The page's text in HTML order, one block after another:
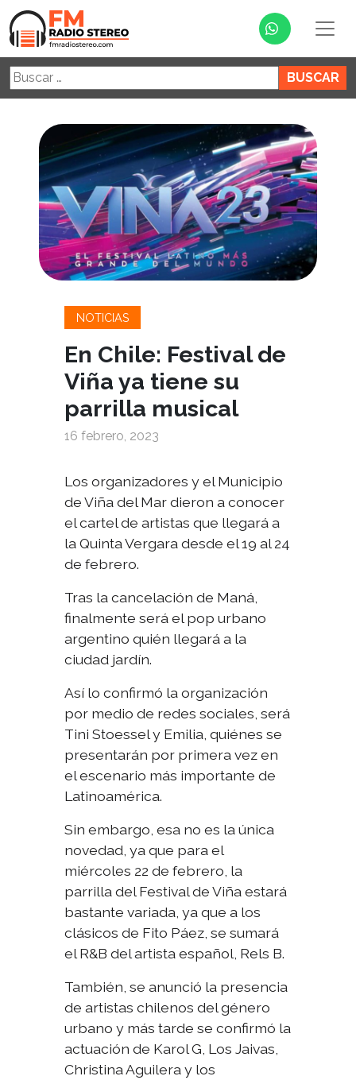
Buscar:
NOTICIAS
En Chile: Festival de
Viña ya tiene su
parrilla musical
16 febrero, 2023
Los organizadores y el Municipio
de Viña del Mar dieron a conocer
el cartel de artistas que llegará a
la Quinta Vergara desde el 19 al 24
de febrero.
Tras la cancelación de Maná,
finalmente será el pop urbano
argentino quién llegará a la
ciudad jardín.
Así lo confirmó la organización
por medio de redes sociales, será
Tini Stoessel y Emilia, quiénes se
presentarán por primera vez en
el escenario más importante de
Latinoamérica.
Sin embargo, esa no es la única
novedad, ya que para el
miércoles 22 de febrero, la
parrilla del Festival de Viña estará
bastante variada, ya que a los
clásicos de Fito Páez, se sumará
el R&B del artista español, Rels B.
También, se anunció la presencia
de artistas chilenos del género
urbano y más tarde se confirmó la
actuación de Karol G, Los Jaivas,
Christina Aguilera y los